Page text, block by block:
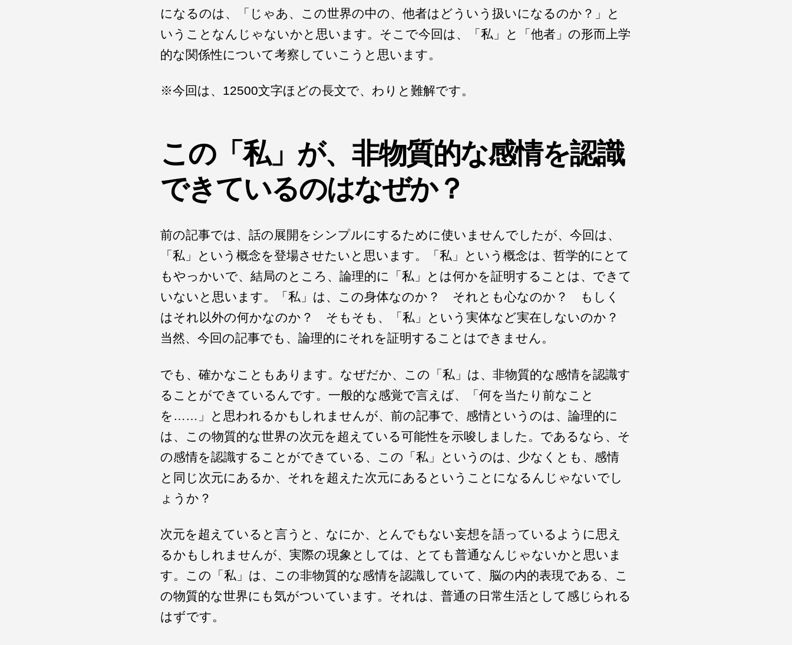
になるのは、「じゃあ、この世界の中の、他者はどういう扱いになるのか？」と
いうことなんじゃないかと思います。そこで今回は、「私」と「他者」の形而上学
的な関係性について考察していこうと思います。
※今回は、12500文字ほどの長文で、わりと難解です。
この「私」が、非物質的な感情を認識
できているのはなぜか？
前の記事では、話の展開をシンプルにするために使いませんでしたが、今回は、
「私」という概念を登場させたいと思います。「私」という概念は、哲学的にとて
もやっかいで、結局のところ、論理的に「私」とは何かを証明することは、できて
いないと思います。「私」は、この身体なのか？ それとも心なのか？ もしく
はそれ以外の何かなのか？ そもそも、「私」という実体など実在しないのか？
当然、今回の記事でも、論理的にそれを証明することはできません。
でも、確かなこともあります。なぜだか、この「私」は、非物質的な感情を認識す
ることができているんです。一般的な感覚で言えば、「何を当たり前なこと
を……」と思われるかもしれませんが、前の記事で、感情というのは、論理的に
は、この物質的な世界の次元を超えている可能性を示唆しました。であるなら、そ
の感情を認識することができている、この「私」というのは、少なくとも、感情
と同じ次元にあるか、それを超えた次元にあるということになるんじゃないでし
ょうか？
次元を超えていると言うと、なにか、とんでもない妄想を語っているように思え
るかもしれませんが、実際の現象としては、とても普通なんじゃないかと思いま
す。この「私」は、この非物質的な感情を認識していて、脳の内的表現である、こ
の物質的な世界にも気がついています。それは、普通の日常生活として感じられる
はずです。